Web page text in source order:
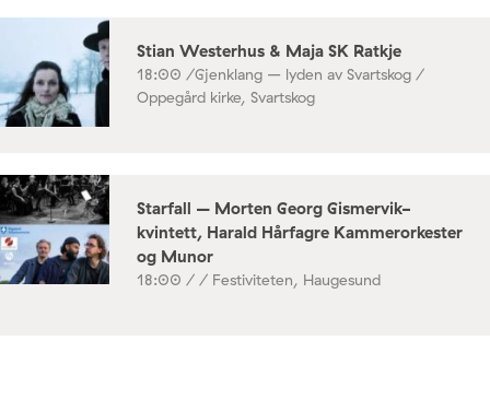
Stian Westerhus & Maja SK Ratkje
18:00 /Gjenklang – lyden av Svartskog /
Oppegård kirke, Svartskog
Starfall – Morten Georg Gismervik-
kvintett, Harald Hårfagre Kammerorkester
og Munor
18:00 / / Festiviteten, Haugesund